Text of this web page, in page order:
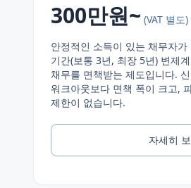
300만원~ (VAT 별도)
안정적인 소득이 있는 채무자
기간(보통 3년, 최장 5년) 변제
채무를 면책받는 제도입니다.
워크아웃보다 면책 폭이 크고,
제한이 없습니다.
자세히